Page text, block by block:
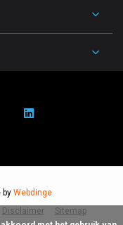
Disclaimer Sitemap
byWebdinge